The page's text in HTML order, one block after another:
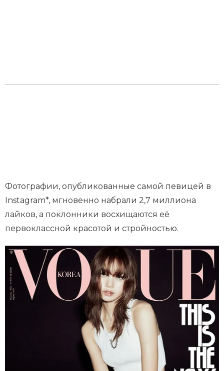
Фотографии, опубликованные самой певицей в
Instagram*, мгновенно набрали 2,7 миллиона
лайков, а поклонники восхищаются её
первоклассной красотой и стройностью.